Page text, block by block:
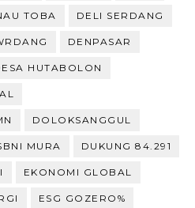
TOBA DELI SERDANG
DENPASAR
HUTABOLON
DOLOKSANGGUL
MURA DUKUNG 84.291
EKONOMI GLOBAL
ESG GOZERO%